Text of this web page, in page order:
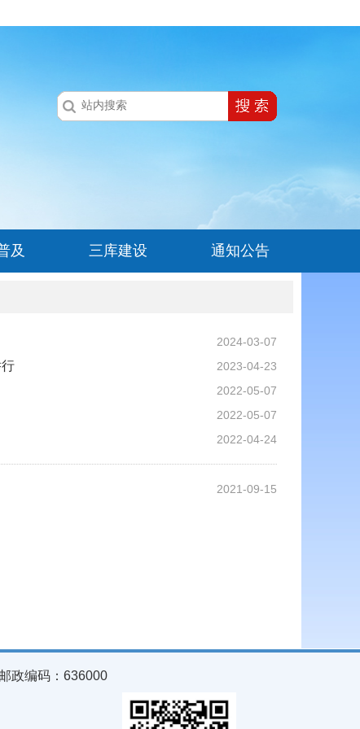
及 三库建设 通知公告
2024-03-07
2023-04-23
2022-05-07
2022-05-07
2022-04-24
2021-09-15
政编码：636000